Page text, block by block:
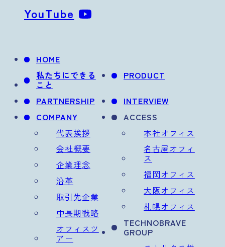
YouTube
HOME
私たちにできる
こと
PRODUCT
PARTNERSHIP
INTERVIEW
COMPANY
代表挨拶
会社概要
企業理念
沿革
取引先企業
中長期戦略
オフィスツ
アー
ACCESS
本社オフィス
名古屋オフィ
ス
福岡オフィス
大阪オフィス
札幌オフィス
TECHNOBRAVE
GROUP